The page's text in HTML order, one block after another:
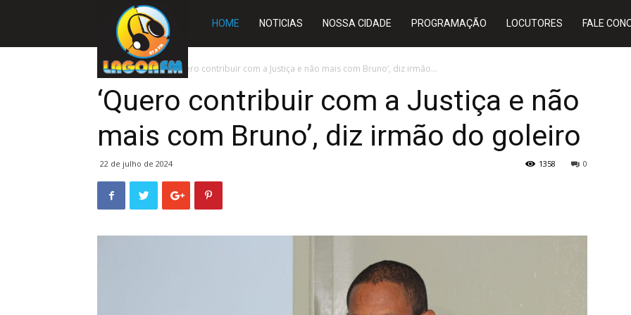
Rádio
Lagoa
FM
HOME NOTICIAS NOSSA CIDADE PROGRAMAÇÃO LOCUTORES FALE
Início BRASIL ‘Quero contribuir com a Justiça e não mais com Bruno’, diz irmão...
‘Quero contribuir com a Justiça e não
mais com Bruno’, diz irmão do goleiro
22 de julho de 2024 0
1358